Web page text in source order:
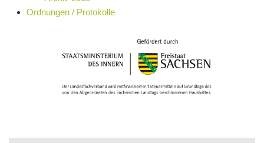
Ordnungen / Protokolle